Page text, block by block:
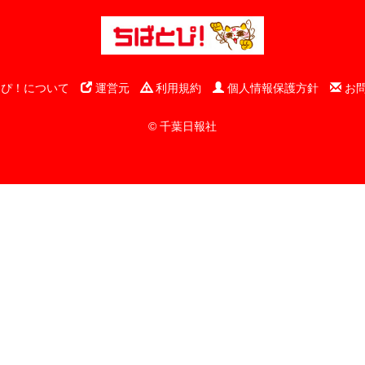
！について 運営元 利用規約 個人情報保護方針 お
© 千葉日報社